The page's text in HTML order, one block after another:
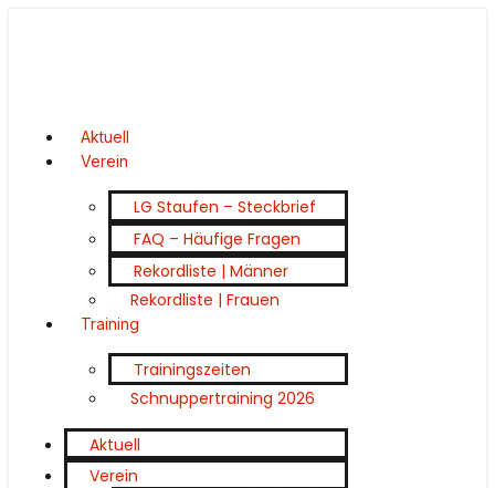
Aktuell
Verein
LG Staufen – Steckbrief
FAQ – Häufige Fragen
Rekordliste | Männer
Rekordliste | Frauen
Training
Trainingszeiten
Schnuppertraining 2026
Aktuell
Verein